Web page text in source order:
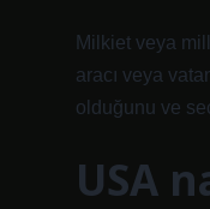
Milkiet veya
aracı veya
olduğunu ve
USA